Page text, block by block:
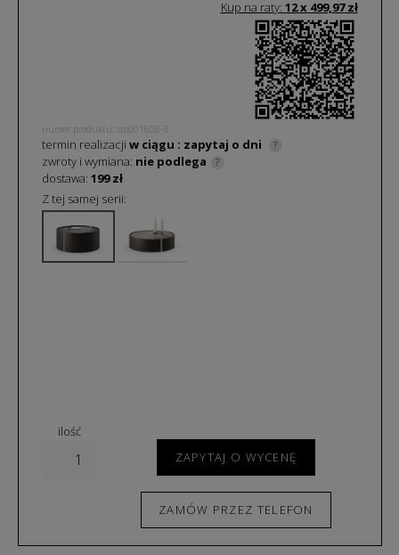
Kup na raty: 12 x 499,97zł
numer produktu: sto001608-3
termin realizacji w ciągu : zapytaj o dni ?
zwroty i wymiana: nie podlega ?
dostawa: 199 zł
Z tej samej serii:
ilość
ZAPYTAJ O WYCENĘ
ZAMÓW PRZEZ TELEFON